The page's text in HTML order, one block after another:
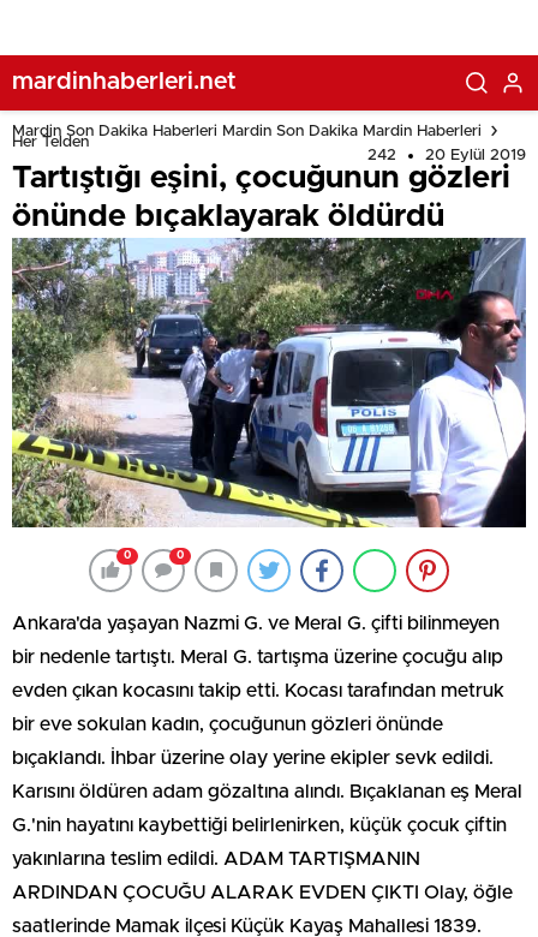
mardinhaberleri.net
Mardin Son Dakika Haberleri Mardin Son Dakika Mardin Haberleri
Her Telden
242
20 Eylül 2019
Tartıştığı eşini, çocuğunun gözleri
önünde bıçaklayarak öldürdü
0 0
Ankara'da yaşayan Nazmi G. ve Meral G. çifti bilinmeyen
bir nedenle tartıştı. Meral G. tartışma üzerine çocuğu alıp
evden çıkan kocasını takip etti. Kocası tarafından metruk
bir eve sokulan kadın, çocuğunun gözleri önünde
bıçaklandı. İhbar üzerine olay yerine ekipler sevk edildi.
Karısını öldüren adam gözaltına alındı. Bıçaklanan eş Meral
G.'nin hayatını kaybettiği belirlenirken, küçük çocuk çiftin
yakınlarına teslim edildi. ADAM TARTIŞMANIN
ARDINDAN ÇOCUĞU ALARAK EVDEN ÇIKTI Olay, öğle
saatlerinde Mamak ilçesi Küçük Kayaş Mahallesi 1839.